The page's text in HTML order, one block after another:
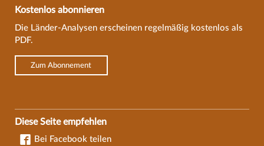
Kostenlos abonnieren
Die Länder-Analysen erscheinen regelmäßig kostenlos als
PDF.
Zum Abonnement
Diese Seite empfehlen
Bei Facebook teilen